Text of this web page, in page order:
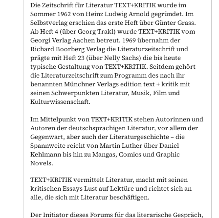
Die Zeitschrift für Literatur TEXT+KRITIK wurde im
Sommer 1962 von Heinz Ludwig Arnold gegründet. Im
Selbstverlag erschien das erste Heft über Günter Grass.
Ab Heft 4 (über Georg Trakl) wurde TEXT+KRITIK vom
Georgi Verlag Aachen betreut. 1969 übernahm der
Richard Boorberg Verlag die Literaturzeitschrift und
prägte mit Heft 23 (über Nelly Sachs) die bis heute
typische Gestaltung von TEXT+KRITIK. Seitdem gehört
die Literaturzeitschrift zum Programm des nach ihr
benannten Münchner Verlags edition text + kritik mit
seinen Schwerpunkten Literatur, Musik, Film und
Kulturwissenschaft.
Im Mittelpunkt von TEXT+KRITIK stehen Autorinnen und
Autoren der deutschsprachigen Literatur, vor allem der
Gegenwart, aber auch der Literaturgeschichte – die
Spannweite reicht von Martin Luther über Daniel
Kehlmann bis hin zu Mangas, Comics und Graphic
Novels.
TEXT+KRITIK vermittelt Literatur, macht mit seinen
kritischen Essays Lust auf Lektüre und richtet sich an
alle, die sich mit Literatur beschäftigen.
Der Initiator dieses Forums für das literarische Gespräch,